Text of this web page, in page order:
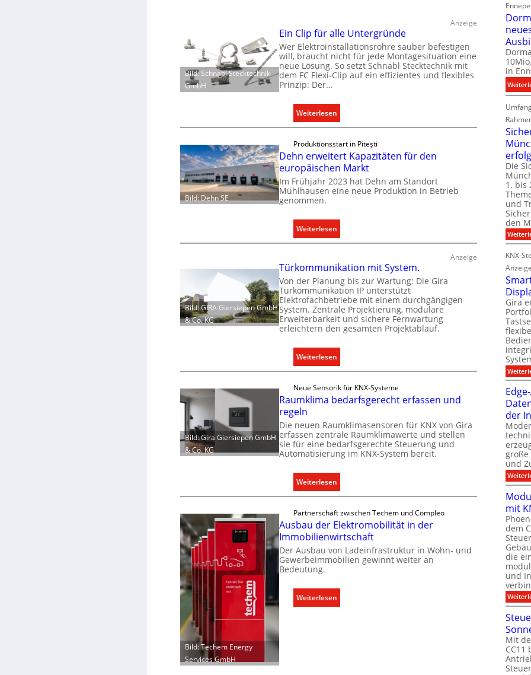
Anzeige
Bild: Schnabl Stecktechnik
GmbH
Ein Clip für alle Untergründe
Wer Elektroinstallationsrohre sauber befestigen
will, braucht nicht für jede Montagesituation eine
neue Lösung. So setzt Schnabl Stecktechnik mit
dem FC Flexi-Clip auf ein effizientes und flexibles
Prinzip: Der…
Weiterlesen:
E
n
C
l
i
r
l
l
e
U
n
t
r
g
r
ü
n
e
Bild: Dehn SE
Produktionsstart in Piteşti
Dehn erweitert Kapazitäten für den
europäischen Markt
Im Frühjahr 2023 hat Dehn am Standort
Mühlhausen eine neue Produktion in Betrieb
genommen.
Weiterlesen:
D
h
n
e
r
w
e
e
t
K
p
a
z
ä
e
n
f
ü
r
e
n
Anzeige
Bild: GIRA Giersiepen GmbH
& Co. KG
Türkommunikation mit System.
Von der Planung bis zur Wartung: Die Gira
Türkommunikation IP unterstützt
Elektrofachbetriebe mit einem durchgängigen
System. Zentrale Projektierung, modulare
Erweiterbarkeit und sichere Fernwartung
erleichtern den gesamten Projektablauf.
Weiterlesen:
T
r
k
m
m
u
i
k
t
i
o
n
S
Bild: Gira Giersiepen GmbH
& Co. KG
Neue Sensorik für KNX-Systeme
Raumklima bedarfsgerecht erfassen und
regeln
Die neuen Raumklimasensoren für KNX von Gira
erfassen zentrale Raumklimawerte und stellen
sie für eine bedarfsgerechte Steuerung und
Automatisierung im KNX-System bereit.
Weiterlesen:
R
u
m
k
l
b
Bild: Techem Energy
Services GmbH
Partnerschaft zwischen Techem und Compleo
Ausbau der Elektromobilität in der
Immobilienwirtschaft
Der Ausbau von Ladeinfrastruktur in Wohn- und
Gewerbeimmobilien gewinnt weiter an
Bedeutung.
Weiterlesen:
A
in
Die
1. bis
und
den
KNX-
Anzeige
Gira
der
große
und
mit
dem
die
und
Mit
CC11